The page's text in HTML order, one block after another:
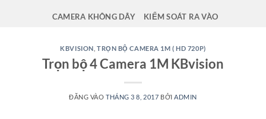
CAMERA KHÔNG DÂY KIỂM SOÁT RA VÀO
KBVISION TRỌN BỘ CAMERA 1M ( HD 720P)
Trọn bộ 4 Camera 1M KBvision
ĐĂNG VÀO THÁNG 3 8, 2017 BỞI ADMIN